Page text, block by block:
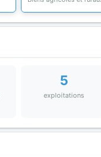
5
exploitations